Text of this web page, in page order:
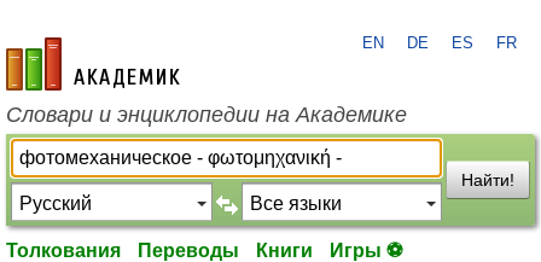
academic.ru
EN DE ES FR
Словари и энциклопедии на Академике
Найти!
Толкования Переводы Книги Игры ⚽